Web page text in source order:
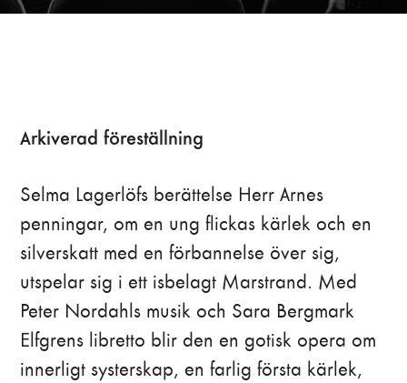
Arkiverad föreställning
Selma Lagerlöfs berättelse Herr Arnes
penningar, om en ung flickas kärlek och en
silverskatt med en förbannelse över sig,
utspelar sig i ett isbelagt Marstrand. Med
Peter Nordahls musik och Sara Bergmark
Elfgrens libretto blir den en gotisk opera om
innerligt systerskap, en farlig första kärlek,